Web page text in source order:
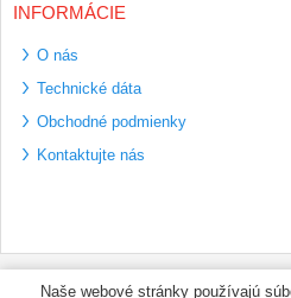
INFORMÁCIE
O nás
Technické dáta
Obchodné podmienky
Kontaktujte nás
Naše webové stránky používajú